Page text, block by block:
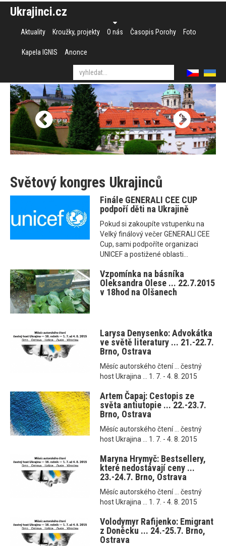
Ukrajinci.cz
Aktuality Kroužky, projekty O nás Časopis Porohy Foto
Kapela IGNIS Anonce
Světový kongres Ukrajinců
Finále GENERALI CEE CUP
podpoří děti na Ukrajině
Pokud si zakoupíte vstupenku na
Velký finálový večer GENERALI CEE
Cup, sami podpoříte organizaci
UNICEF a postižené oblasti...
Vzpomínka na básníka
Oleksandra Olese ... 22.7.2015
v 18hod na Olšanech
Larysa Denysenko: Advokátka
ve světě literatury ... 21.-22.7.
Brno, Ostrava
Měsíc autorského čtení ... čestný
host Ukrajina ... 1. 7. - 4. 8. 2015
Artem Čapaj: Cestopis ze
světa antiutopie ... 22.-23.7.
Brno, Ostrava
Měsíc autorského čtení ... čestný
host Ukrajina ... 1. 7. - 4. 8. 2015
Maryna Hrymyč: Bestsellery,
které nedostávají ceny ...
23.-24.7. Brno, Ostrava
Měsíc autorského čtení ... čestný
host Ukrajina ... 1. 7. - 4. 8. 2015
Volodymyr Rafijenko: Emigrant
z Doněcku ... 24.-25.7. Brno,
Ostrava